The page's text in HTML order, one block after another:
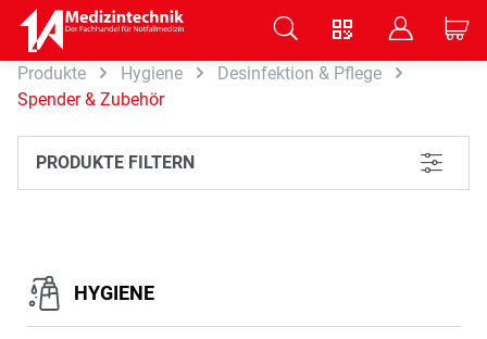
Zum Hauptinhalt springen
V B C
Produkte Hygiene
Desinfektion & Pflege
Spender & Zubehör
PRODUKTE FILTERN L
HYGIENE